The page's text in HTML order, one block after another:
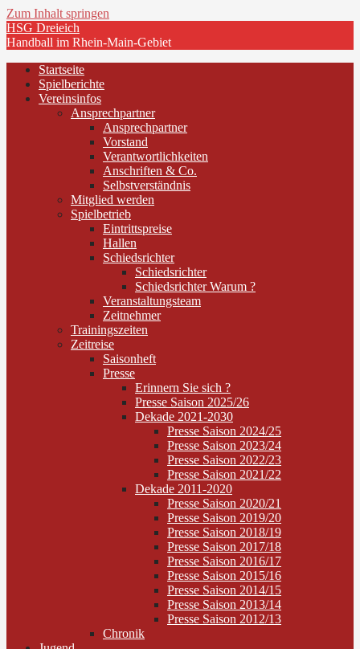
Zum Inhalt springen
HSG Dreieich
Handball im Rhein-Main-Gebiet
Startseite
Spielberichte
Vereinsinfos
Ansprechpartner
Ansprechpartner
Vorstand
Verantwortlichkeiten
Anschriften & Co.
Selbstverständnis
Mitglied werden
Spielbetrieb
Eintrittspreise
Hallen
Schiedsrichter
Schiedsrichter
Schiedsrichter Warum ?
Veranstaltungsteam
Zeitnehmer
Trainingszeiten
Zeitreise
Saisonheft
Presse
Erinnern Sie sich ?
Presse Saison 2025/26
Dekade 2021-2030
Presse Saison 2024/25
Presse Saison 2023/24
Presse Saison 2022/23
Presse Saison 2021/22
Dekade 2011-2020
Presse Saison 2020/21
Presse Saison 2019/20
Presse Saison 2018/19
Presse Saison 2017/18
Presse Saison 2016/17
Presse Saison 2015/16
Presse Saison 2014/15
Presse Saison 2013/14
Presse Saison 2012/13
Chronik